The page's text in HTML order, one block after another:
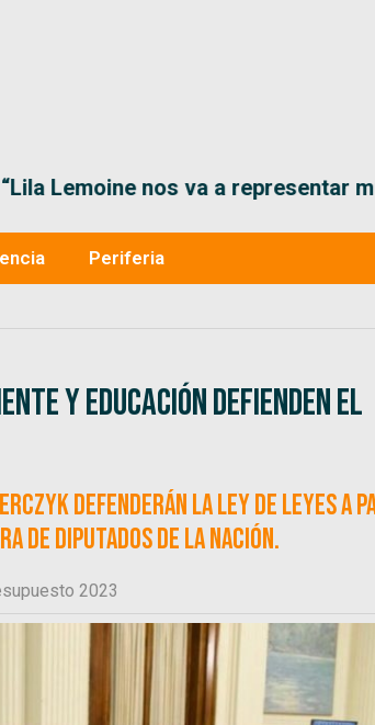
“Lila Lemoine nos va a representar
Periferia
y Educación defienden el
defenderán la ley de leyes a
de Diputados de la Nación.
2023